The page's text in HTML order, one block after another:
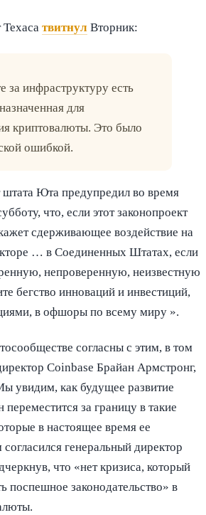
твитнул Вторник:
за инфраструктуру есть
для
криптовалюты. Это было
ошибкой.
Юта предупредил во время
что, если этот законопроект
сдерживающее воздействие на
… в Соединенных Штатах, если
непроверенную, неизвестную
бегство инноваций и инвестиций,
в офшоры по всему миру ».
согласны с этим, в том
Coinbase Брайан Армстронг,
увидим, как будущее развитие
переместится за границу в такие
в настоящее время ее
генеральный директор
что «нет кризиса, который
поспешное законодательство» в